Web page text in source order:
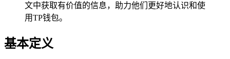
文中获取有价值的信息，助力他们更好地认识和使
用TP钱包。
基本定义